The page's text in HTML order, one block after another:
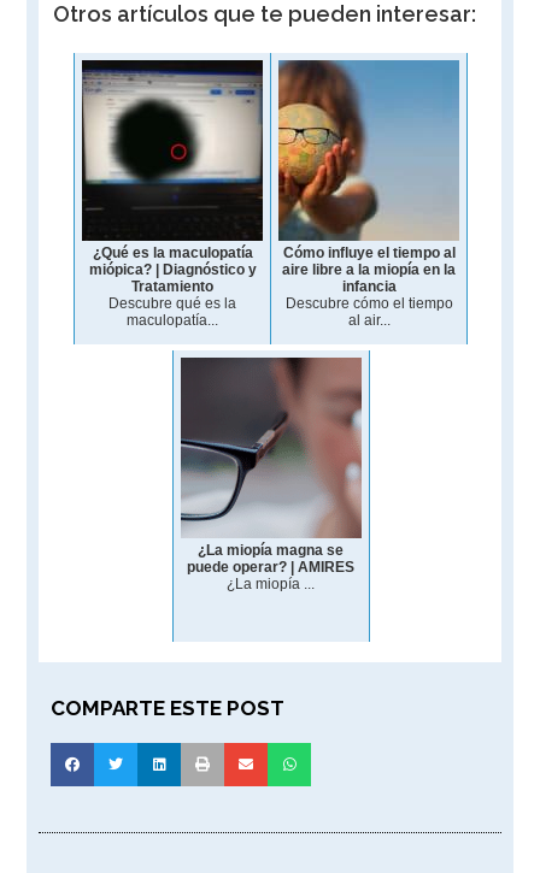
Otros artículos que te pueden interesar:
¿Qué es la maculopatía
miópica? | Diagnóstico y
Tratamiento
Descubre qué es la
maculopatía...
Cómo influye el tiempo al
aire libre a la miopía en la
infancia
Descubre cómo el tiempo
al air...
¿La miopía magna se
puede operar? | AMIRES
¿La miopía ...
COMPARTE ESTE POST